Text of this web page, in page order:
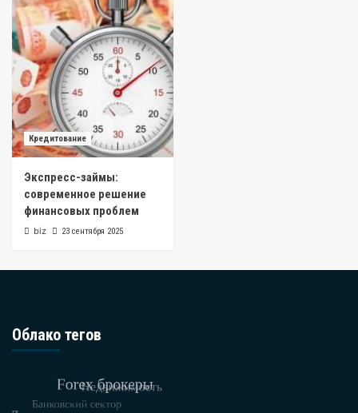
Кредитование
Экспресс-займы:
современное решение
финансовых проблем
biz 23 сентября 2025
Облако тегов